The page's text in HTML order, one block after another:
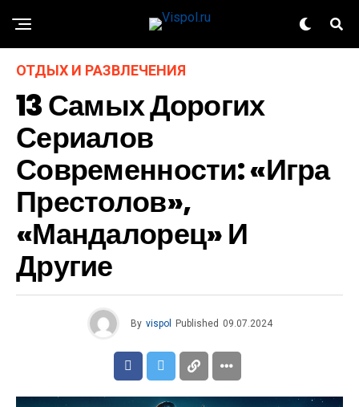
ОТДЫХ И РАЗВЛЕЧЕНИЯ
13 Самых Дорогих
Сериалов
Современности: «Игра
Престолов»,
«Мандалорец» И
Другие
By vispol Published 09.07.2024